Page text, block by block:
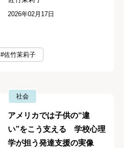
2026年02月17日
#佐竹茉莉子
社会
アメリカでは子供の“違
い”をこう支える 学校心理
学が担う発達支援の実像